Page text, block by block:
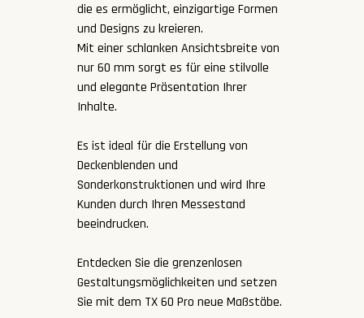
die es ermöglicht, einzigartige Formen
und Designs zu kreieren.
Mit einer schlanken Ansichtsbreite von
nur 60 mm sorgt es für eine stilvolle
und elegante Präsentation Ihrer
Inhalte.
Es ist ideal für die Erstellung von
Deckenblenden und
Sonderkonstruktionen und wird Ihre
Kunden durch Ihren Messestand
beeindrucken.
Entdecken Sie die grenzenlosen
Gestaltungsmöglichkeiten und setzen
Sie mit dem TX 60 Pro neue Maßstäbe.